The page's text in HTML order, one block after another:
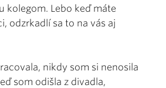
kolegom. Lebo keď máte
odzrkadlí sa to na vás aj
nikdy som si nenosila
som odišla z divadla,